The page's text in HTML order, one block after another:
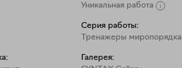
Уникальная работа
Серия работы:
Тренажеры миропорядка
Галерея: